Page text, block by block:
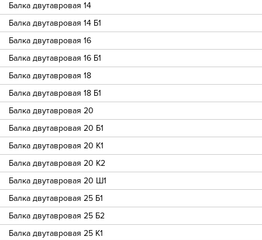
Балка двутавровая 14
Балка двутавровая 14 Б1
Балка двутавровая 16
Балка двутавровая 16 Б1
Балка двутавровая 18
Балка двутавровая 18 Б1
Балка двутавровая 20
Балка двутавровая 20 Б1
Балка двутавровая 20 К1
Балка двутавровая 20 К2
Балка двутавровая 20 Ш1
Балка двутавровая 25 Б1
Балка двутавровая 25 Б2
Балка двутавровая 25 К1